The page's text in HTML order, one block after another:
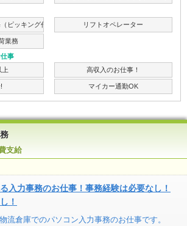
ピッキング作業）
リフトオペレーター
業務
事
上
高収入のお仕事！
マイカー通勤OK
支給
入力事務のお仕事！事務経験は必要なし！
！
物流倉庫でのパソコン入力事務のお仕事です。